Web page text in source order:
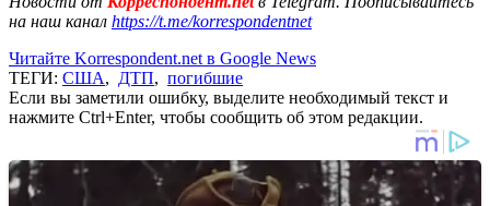
на наш канал https://t.me/korrespondentnet
Читайте Korrespondent.net в Google News
ТЕГИ: США, ДТП, погибшие
Если вы заметили ошибку, выделите необходимый текст и
нажмите Ctrl+Enter, чтобы сообщить об этом редакции.